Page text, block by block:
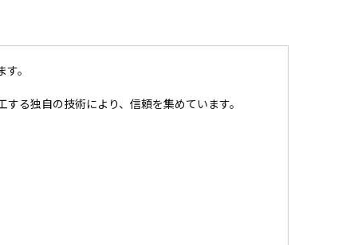
。
る独自の技術により、信頼を集めています。